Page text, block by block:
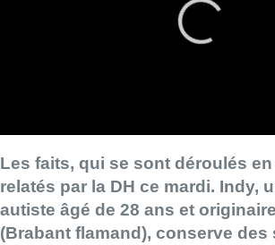
Les faits, qui se sont déroulés
relatés par la DH ce mardi. Indy,
autiste âgé de 28 ans et
(Brabant flamand), conserve des